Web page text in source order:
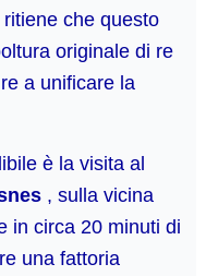
che questo
originale di re
a unificare la
è la visita al
, sulla vicina
in circa 20 minuti di
una fattoria